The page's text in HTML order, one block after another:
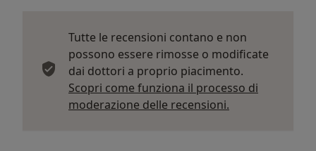
Tutte le recensioni contano e non
possono essere rimosse o modificate
dai dottori a proprio piacimento.
Scopri come funziona il processo di
moderazione delle recensioni.